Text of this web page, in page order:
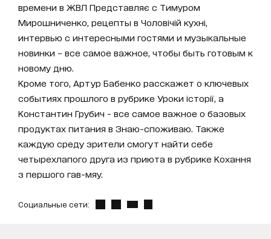
времени в ЖВЛ Представляє с Тимуром
Мирошниченко, рецепты в Чоловічій кухні,
интервью с интересными гостями и музыкальные
новинки – все самое важное, чтобы быть готовым к
новому дню.
Кроме того, Артур Бабенко расскажет о ключевых
событиях прошлого в рубрике Уроки історії, а
Константин Грубич - все самое важное о базовых
продуктах питания в Знаю-споживаю. Также
каждую среду зрители смогут найти себе
четырехлапого друга из приюта в рубрике Кохання
з першого гав-мяу.
Социальные сети: